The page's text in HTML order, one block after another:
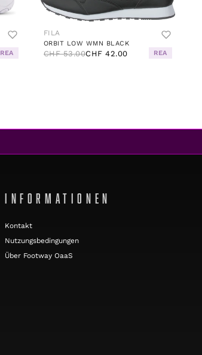
REA
FILA
ORBIT LOW WMN BLACK
CHF 53.00CHF 42.00 REA
INFORMATIONEN
Kontakt
Nutzungsbedingungen
Über Footway OaaS